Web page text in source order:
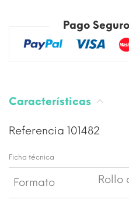
Pago
Características
Referencia 101482
Ficha técnica
Formato Rollo